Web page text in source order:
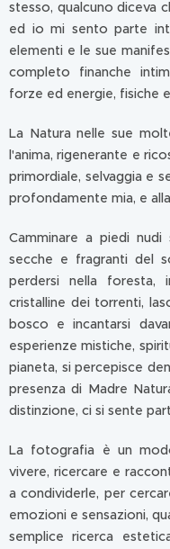
stesso, qualcuno diceva
ed io mi sento parte
elementi e le sue
completo finanche
forze ed energie, fisiche
La Natura nelle sue
l'anima, rigenerante e
primordiale, selvaggia e
profondamente mia, e
Camminare a piedi
secche e fragranti del
perdersi nella foresta,
cristalline dei torrenti,
bosco e incantarsi
esperienze mistiche,
pianeta, si percepisce
presenza di Madre
distinzione, ci si sente
La fotografia è un
vivere, ricercare e
a condividerle, per
emozioni e sensazioni,
semplice ricerca